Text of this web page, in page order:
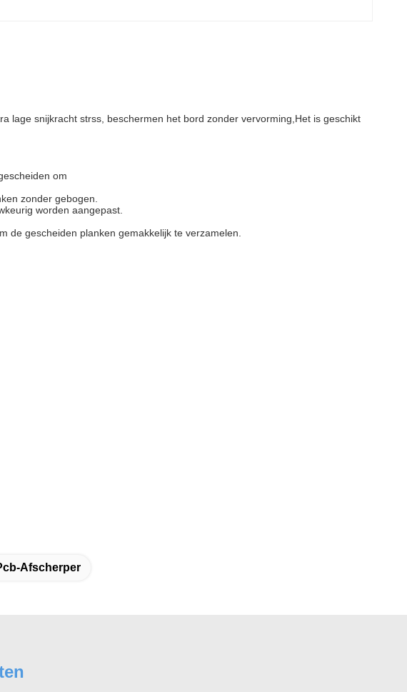
lage snijkracht strss, beschermen het bord zonder vervorming,Het is geschikt
om
zonder gebogen.
worden aangepast.
de gescheiden planken gemakkelijk te verzamelen.
Afscherper